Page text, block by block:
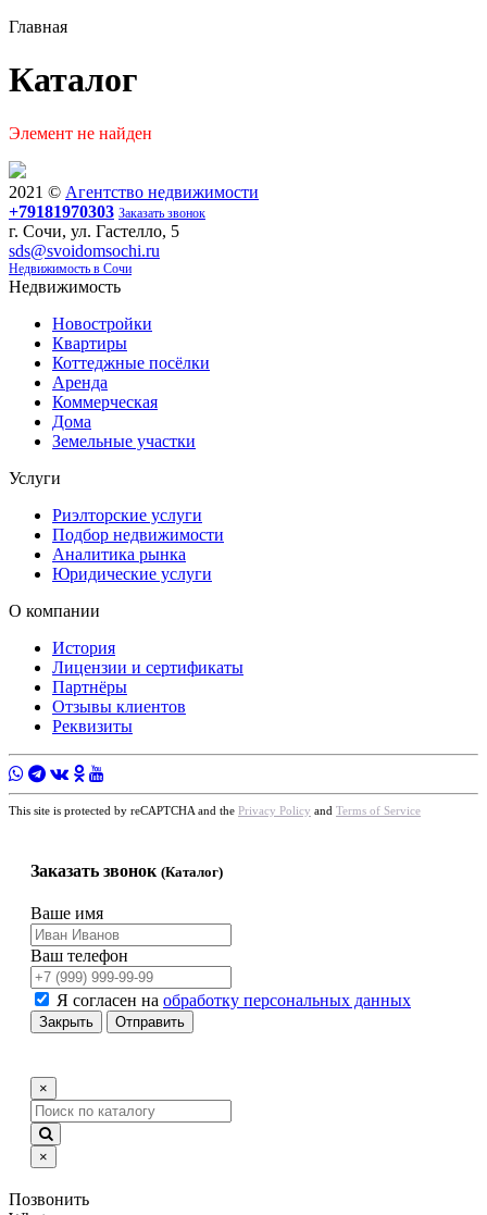
Главная
Каталог
Элемент не найден
2021 © Агентство недвижимости
+79181970303 Заказать звонок
г. Сочи, ул. Гастелло, 5
sds@svoidomsochi.ru
Недвижимость в Сочи
Недвижимость
Новостройки
Квартиры
Коттеджные посёлки
Аренда
Коммерческая
Дома
Земельные участки
Услуги
Риэлторские услуги
Подбор недвижимости
Аналитика рынка
Юридические услуги
О компании
История
Лицензии и сертификаты
Партнёры
Отзывы клиентов
Реквизиты
This site is protected by reCAPTCHA and the Privacy Policy and Terms of Service
Заказать звонок (Каталог)
Ваше имя
Ваш телефон
Я согласен на обработку персональных данных
Закрыть Отправить
×
×
Позвонить